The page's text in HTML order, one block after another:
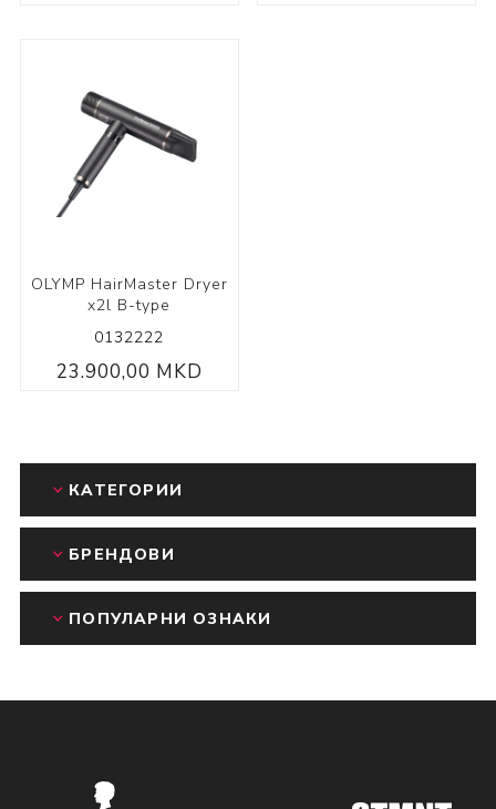
OLYMP HairMaster Dryer
x2l B-type
0132222
23.900,00 MKD
КАТЕГОРИИ
БРЕНДОВИ
ПОПУЛАРНИ ОЗНАКИ